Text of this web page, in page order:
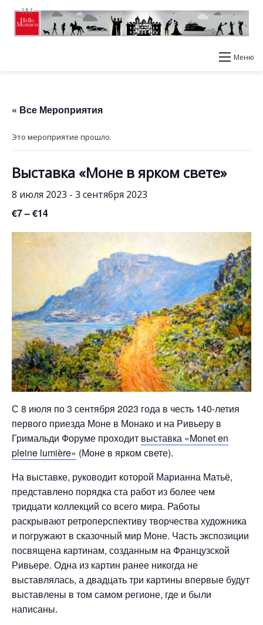
Меню
« Все Мероприятия
Это мероприятие прошло.
Выставка «Моне в ярком свете»
8 июля 2023 - 3 сентября 2023
€7 – €14
С 8 июля по 3 сентября 2023 года в честь 140-летия
первого приезда Моне в Монако и на Ривьеру в
Гримальди Форуме проходит выставка «Monet en
pleine lumière» (Моне в ярком свете).
На выставке, руководит которой Марианна Матьё,
представлено порядка ста работ из более чем
тридцати коллекций со всего мира. Работы
раскрывают ретроперспективу творчества художника
и погружают в сказочный мир Моне. Часть экспозиции
посвящена картинам, созданным на Французской
Ривьере. Одна из картин ранее никогда не
выставлялась, а двадцать три картины впервые будут
выставлены в том самом регионе, где и были
написаны.